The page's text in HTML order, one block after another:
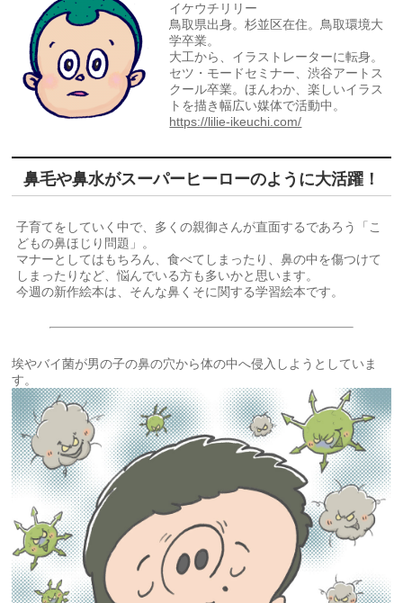
イケウチリリー
鳥取県出身。杉並区在住。鳥取環境大
学卒業。
大工から、イラストレーターに転身。
セツ・モードセミナー、渋谷アートス
クール卒業。ほんわか、楽しいイラス
トを描き幅広い媒体で活動中。
https://lilie-ikeuchi.com/
鼻毛や鼻水がスーパーヒーローのように大活躍！
子育てをしていく中で、多くの親御さんが直面するであろう「こ
どもの鼻ほじり問題」。
マナーとしてはもちろん、食べてしまったり、鼻の中を傷つけて
しまったりなど、悩んでいる方も多いかと思います。
今週の新作絵本は、そんな鼻くそに関する学習絵本です。
埃やバイ菌が男の子の鼻の穴から体の中へ侵入しようとしていま
す。